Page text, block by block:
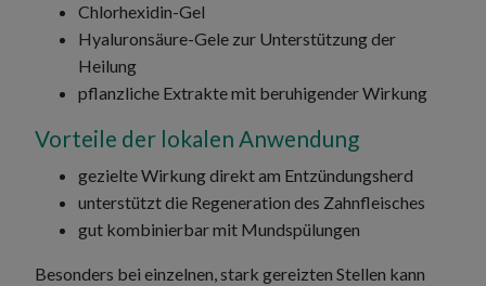
Chlorhexidin-Gel
Hyaluronsäure-Gele zur Unterstützung der
Heilung
pflanzliche Extrakte mit beruhigender Wirkung
Vorteile der lokalen Anwendung
gezielte Wirkung direkt am Entzündungsherd
unterstützt die Regeneration des Zahnfleisches
gut kombinierbar mit Mundspülungen
Besonders bei einzelnen, stark gereizten Stellen kann